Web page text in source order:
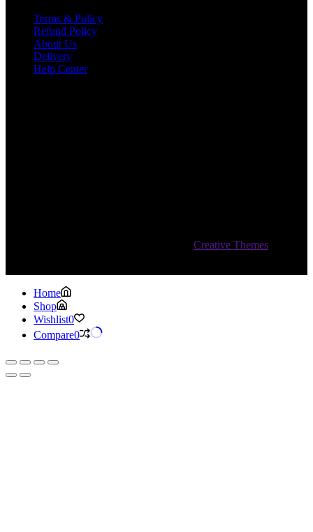
Terms & Policy
Refund Policy
About Us
Delivery
Help Center
Creative Themes
Home
Shop
Wishlist0
Compare0